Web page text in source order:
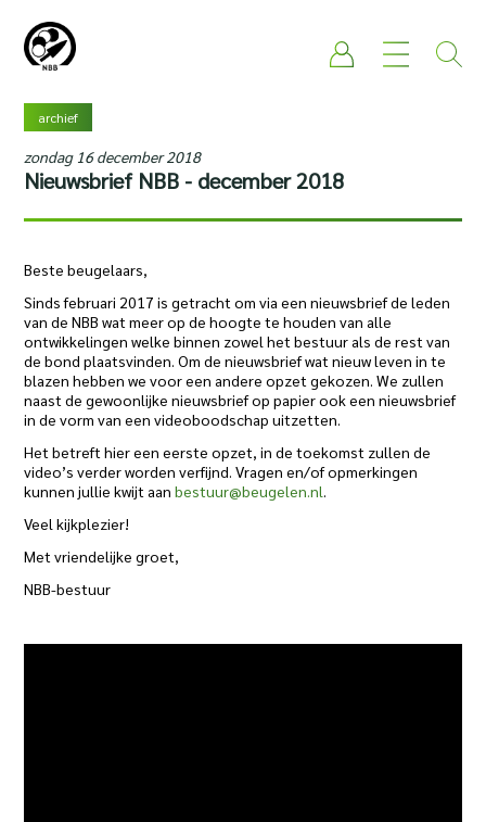
archief
zondag 16 december 2018
Nieuwsbrief NBB - december 2018
Beste beugelaars,
Sinds februari 2017 is getracht om via een nieuwsbrief de leden
van de NBB wat meer op de hoogte te houden van alle
ontwikkelingen welke binnen zowel het bestuur als de rest van
de bond plaatsvinden. Om de nieuwsbrief wat nieuw leven in te
blazen hebben we voor een andere opzet gekozen. We zullen
naast de gewoonlijke nieuwsbrief op papier ook een nieuwsbrief
in de vorm van een videoboodschap uitzetten.
Het betreft hier een eerste opzet, in de toekomst zullen de
video’s verder worden verfijnd. Vragen en/of opmerkingen
kunnen jullie kwijt aanbestuur@beugelen.nl.
Veel kijkplezier!
Met vriendelijke groet,
NBB-bestuur